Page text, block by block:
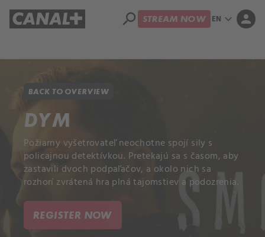
search STREAM NOW EN expand_more person
BACK TO OVERVIEW
DYM
Požiarny vyšetrovateľ neochotne spojí sily s
policajnou detektívkou. Pretekajú sa s časom, aby
zastavili dvoch podpaľačov, a okolo nich sa
rozhorí zvrátená hra plná tajomstiev a podozrenia.
REGISTER NOW